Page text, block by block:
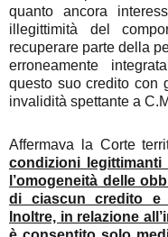
quanto ancora
illegittimità del
recuperare parte della
erroneamente
questo suo credito con
invalidità spettante a
Affermava la Corte
condizioni
l’omogeneità delle
di ciascun credito e
Inoltre, in relazione